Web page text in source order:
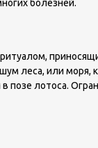
болезней.
леса, или моря,
лотоса.